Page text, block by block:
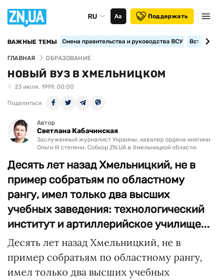
RU Аа Поддержать
ВАЖНЫЕ ТЕМЫ Смена правительства и руководства ВСУ
ГЛАВНАЯ ОБРАЗОВАНИЕ
НОВЫЙ ВУЗ В ХМЕЛЬНИЦКОМ
23 июля, 1999, 00:00
Поделиться
Автор
Светлана Кабачинская
Заслуженный журналист Украины, кавалер ордена княгини
Ольги III степени. Собкор ZN.UA в Хмельницкой области.
Десять лет назад Хмельницкий, не в
пример собратьям по областному
рангу, имел только два высших
учебных заведения: технологический
институт и артиллерийское училище...
Десять лет назад Хмельницкий, не в
пример собратьям по областному рангу,
имел только два высших учебных